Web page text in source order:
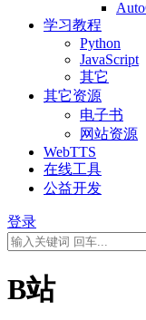
学习教程
Python
JavaScript
其它
其它资源
电子书
网站资源
WebTTS
在线工具
公益开发
登录
B站